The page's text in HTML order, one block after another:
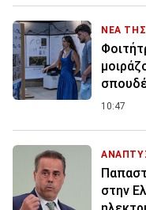
ΝΕΑ
10:47
στην